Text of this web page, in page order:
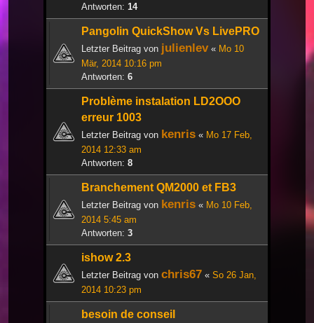
Antworten: 14
Pangolin QuickShow Vs LivePRO
Letzter Beitrag von julienlev« Mo 10
Mär, 2014 10:16 pm
Antworten: 6
Problème instalation LD2OOO
erreur 1003
Letzter Beitrag von kenris « Mo 17 Feb,
2014 12:33 am
Antworten: 8
Branchement QM2000 et FB3
Letzter Beitrag von kenris « Mo 10 Feb,
2014 5:45 am
Antworten: 3
ishow 2.3
Letzter Beitrag von chris67 « So 26 Jan,
2014 10:23 pm
besoin de conseil